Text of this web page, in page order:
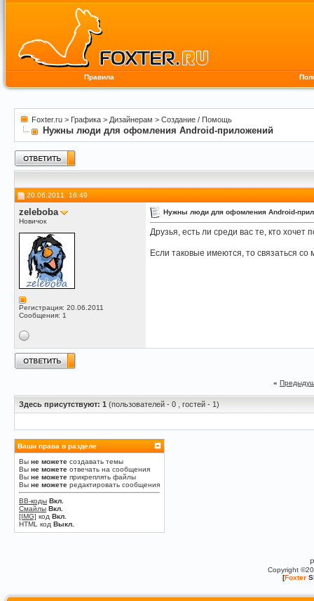
Правила
Foxter.ru > Графика > Дизайнерам > Создание / Помощь
Нужны люди для офомления Android-приложений
20.06.2011, 16:49
zeleboba
Новичок
Регистрация: 20.06.2011
Сообщения: 1
Нужны люди для офомления Android-
Друзья, есть ли среди вас те, кто
Если таковые имеются, то связаться
«
Здесь присутствуют: 1 (пользователей - 0 , гостей - 1)
Ваши права в разделе
Вы не можете создавать темы
Вы не можете отвечать на сообщения
Вы не можете прикреплять файлы
Вы не можете редактировать сообщения
BB-коды Вкл.
Смайлы Вкл.
[IMG] код Вкл.
HTML код Выкл.
Copyright
[Foxter